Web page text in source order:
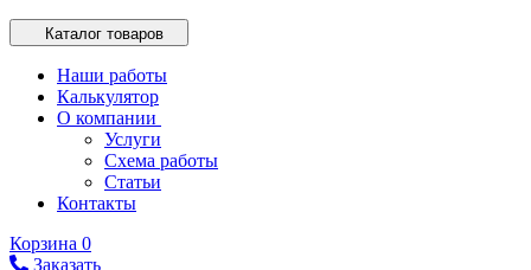
Каталог товаров
Наши работы
Калькулятор
О компании
Услуги
Схема работы
Статьи
Контакты
Корзина 0
Заказать